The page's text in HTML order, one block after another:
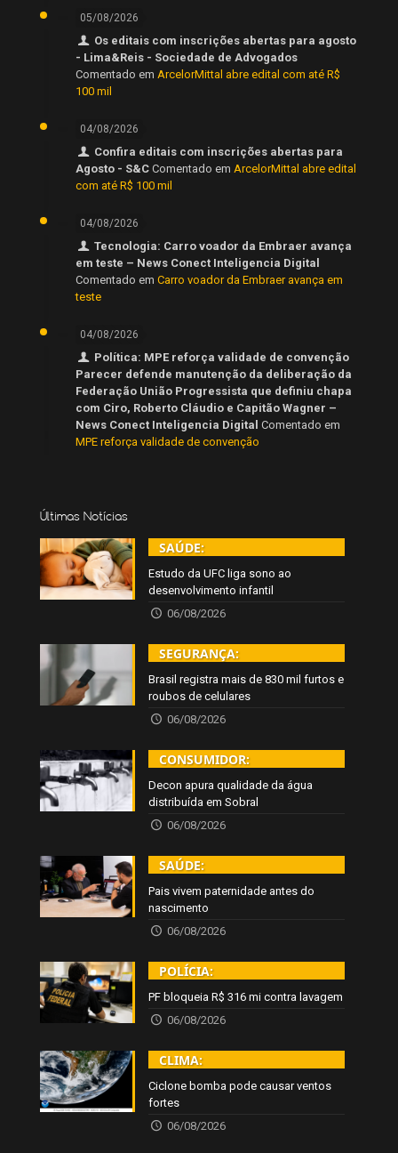
05/08/2026
Os editais com inscrições abertas para agosto
- Lima&Reis - Sociedade de Advogados
Comentado em ArcelorMittal abre edital com até R$
100 mil
04/08/2026
Confira editais com inscrições abertas para
Agosto - S&C Comentado em ArcelorMittal abre edital
com até R$ 100 mil
04/08/2026
Tecnologia: Carro voador da Embraer avança
em teste – News Conect Inteligencia Digital
Comentado em Carro voador da Embraer avança em
teste
04/08/2026
Política: MPE reforça validade de convenção
Parecer defende manutenção da deliberação da
Federação União Progressista que definiu chapa
com Ciro, Roberto Cláudio e Capitão Wagner –
News Conect Inteligencia Digital Comentado em
MPE reforça validade de convenção
Últimas Notícias
SAÚDE:
Estudo da UFC liga sono ao
desenvolvimento infantil
06/08/2026
SEGURANÇA:
Brasil registra mais de 830 mil furtos e
roubos de celulares
06/08/2026
CONSUMIDOR:
Decon apura qualidade da água
distribuída em Sobral
06/08/2026
SAÚDE:
Pais vivem paternidade antes do
nascimento
06/08/2026
POLÍCIA:
PF bloqueia R$ 316 mi contra lavagem
06/08/2026
CLIMA:
Ciclone bomba pode causar ventos
fortes
06/08/2026